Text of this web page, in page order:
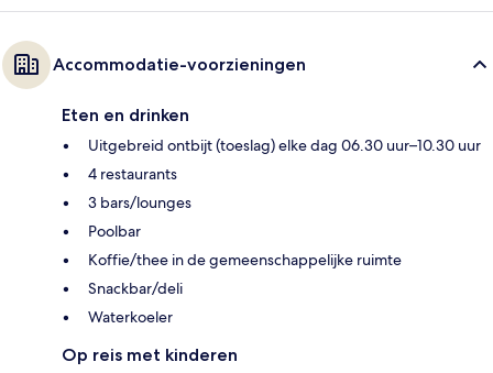
Accommodatie-voorzieningen
Eten en drinken
Uitgebreid ontbijt (toeslag) elke dag 06.30 uur–10.30 uur
4 restaurants
3 bars/lounges
Poolbar
Koffie/thee in de gemeenschappelijke ruimte
Snackbar/deli
Waterkoeler
Op reis met kinderen